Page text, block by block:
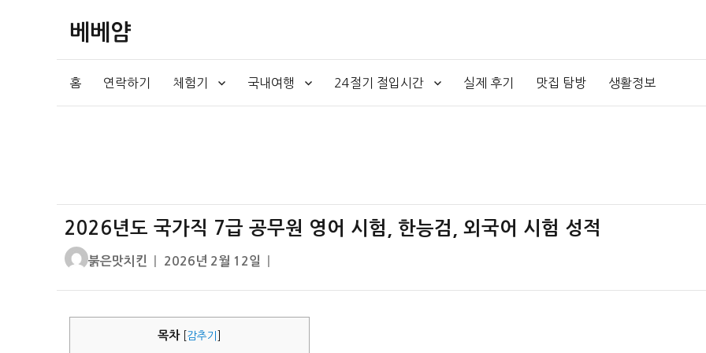
베베얌
홈 연락하기 체험기 국내여행 24절기 절입시간 실제 후기 맛집 탐방 생활정보
2026년도 국가직 7급 공무원 영어 시험, 한능검, 외국어 시험 성적
글
붉은맛치킨
작
자
2026년 2월 12일
목차 감추기